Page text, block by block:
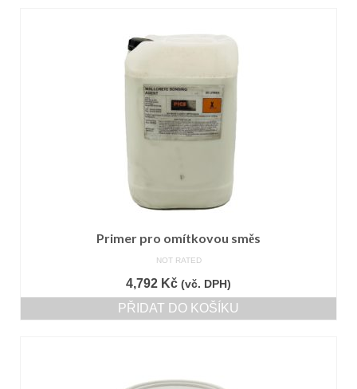
Primer pro omítkovou směs
NOT RATED
4,792 Kč (vč. DPH)
PŘIDAT DO KOŠÍKU